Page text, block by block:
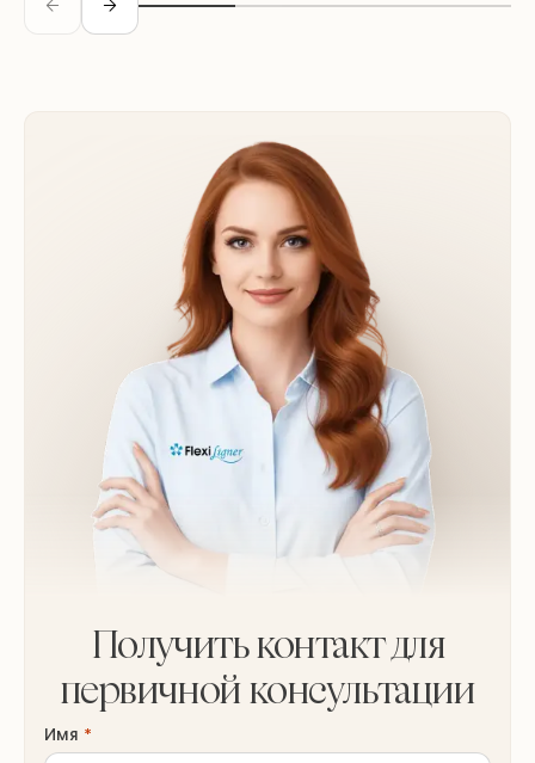
Получить контакт для
первичной консультации
Имя *